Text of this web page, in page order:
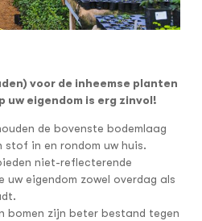
voor de inheemse planten
uw eigendom is erg zinvol!
de bovenste bodemlaag
stof in en rondom uw huis.
niet-reflecterende
uw eigendom zowel overdag als
bomen zijn beter bestand tegen